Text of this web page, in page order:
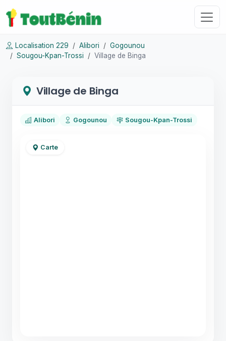
Localisation 229 Alibori
Gogounou
Sougou-Kpan-Trossi
Village de Binga
Village de Binga
Alibori Gogounou Sougou-Kpan-Trossi
Carte